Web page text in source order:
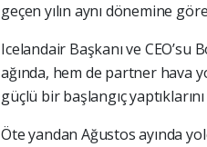
geçen yılın aynı dönemine
Icelandair Başkanı ve
ağında, hem de partner hava
güçlü bir başlangıç
Öte yandan Ağustos ayında